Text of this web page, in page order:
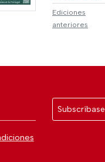
Ediciones
anteriores
Subscríbase